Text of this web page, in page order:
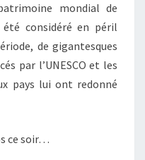
mondial de
été considéré en péril
de gigantesques
par l’UNESCO et les
pays lui ont redonné
ce soir…